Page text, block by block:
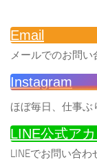
Email
メールでのお問い
Instagram
ほぼ毎日、仕事ぶ
LINE公式アカ
LINEでお問い合